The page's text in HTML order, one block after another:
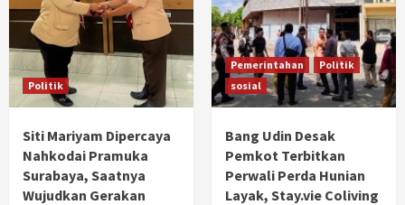
Politik
Siti Mariyam Dipercaya
Nahkodai Pramuka
Surabaya, Saatnya
Wujudkan Gerakan
Pemerintahan
Politik
sosial
Bang Udin Desak
Pemkot Terbitkan
Perwali Perda Hunian
Layak, Stay.vie Coliving